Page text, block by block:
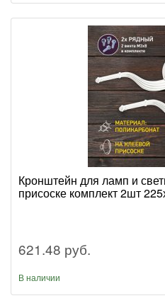
Кронштейн для ламп и
присоске комплект 2шт
621.48 руб.
В наличии